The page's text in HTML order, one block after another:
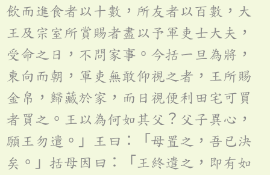
飲而進食者以十數，所友者以百數，大
王及宗室所賞賜者盡以予軍吏士大夫，
受命之日，不問家事。今括一旦為將，
東向而朝，軍吏無敢仰視之者，王所賜
金帛，歸藏於家，而日視便利田宅可買
者買之。王以為何如其父？父子異心，
願王勿遣。」王曰：「母置之，吾已決
矣。」括母因曰：「王終遣之，即有如